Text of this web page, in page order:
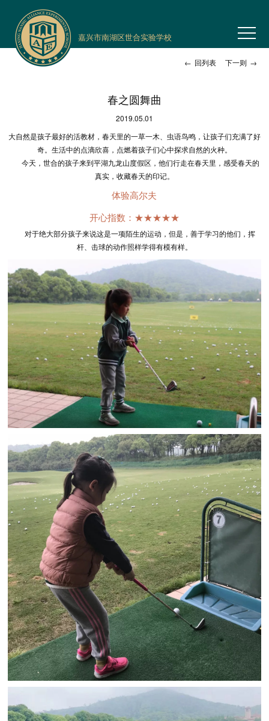
嘉兴市南湖区世合实验学校
← 回列表 下一则 →
春之圆舞曲
2019.05.01
大自然是孩子最好的活教材，春天里的一草一木、虫语鸟鸣，让孩子们充满了好
奇。生活中的点滴欣喜，点燃着孩子们心中探求自然的火种。
今天，世合的孩子来到平湖九龙山度假区，他们行走在春天里，感受春天的
真实，收藏春天的印记。
体验高尔夫
开心指数：★★★★★
对于绝大部分孩子来说这是一项陌生的运动，但是，善于学习的他们，挥
杆、击球的动作照样学得有模有样。